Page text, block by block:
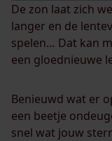
De zon laat zich
langer en de
spelen… Dat kan
een gloednieuwe
Benieuwd wat er
een beetje
snel wat jouw